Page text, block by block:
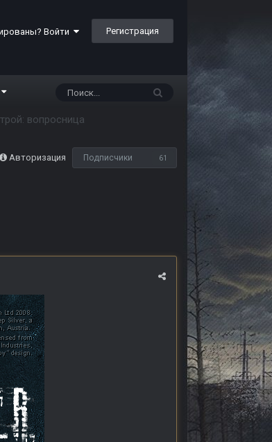
Войти Регистрация
вопросница
Авторизация Подписчики 61